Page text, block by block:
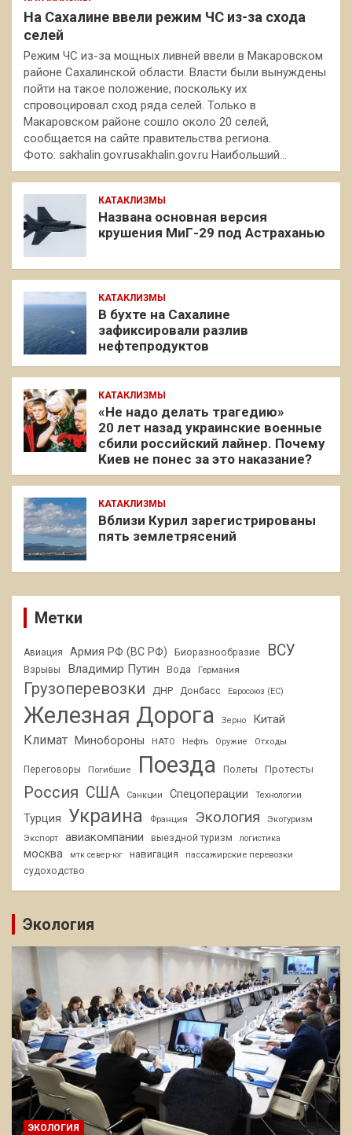
На Сахалине ввели режим ЧС из-за схода
селей
Режим ЧС из-за мощных ливней ввели в Макаровском
районе Сахалинской области. Власти были вынуждены
пойти на такое положение, поскольку их
спровоцировал сход ряда селей. Только в
Макаровском районе сошло около 20 селей,
сообщается на сайте правительства региона.
Фото: sakhalin.gov.rusakhalin.gov.ru Наибольший…
КАТАКЛИЗМЫ
Названа основная версия
крушения МиГ-29 под Астраханью
КАТАКЛИЗМЫ
В бухте на Сахалине
зафиксировали разлив
нефтепродуктов
КАТАКЛИЗМЫ
«Не надо делать трагедию»
20 лет назад украинские военные
сбили российский лайнер. Почему
Киев не понес за это наказание?
КАТАКЛИЗМЫ
Вблизи Курил зарегистрированы
пять землетрясений
Метки
Авиация Армия РФ (ВС РФ) Биоразнообразие ВСУ
Взрывы Владимир Путин Вода Германия
Грузоперевозки ДНР Донбасс Евросоюз (ЕС)
Железная Дорога Зерно Китай
Климат Минобороны НАТО Нефть Оружие Отходы
Переговоры Погибшие Поезда Полеты Протесты
Россия США Санкции Спецоперации Технологии
Турция Украина Франция Экология
Экотуризм
Экспорт
авиакомпании выездной туризм логистика
москва мтк север-юг навигация
пассажирские перевозки
судоходство
Экология
ЭКОЛОГИЯ